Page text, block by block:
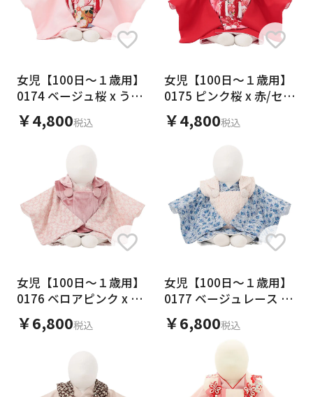
女児【100日～１歳用】
0174 ベージュ桜 x うす
ピンク/セパレート
￥4,800税込
女児【100日～１歳用】
0175 ピンク桜 x 赤/セパ
レート
￥4,800税込
女児【100日～１歳用】
0176 ベロアピンク x ピ
ンク花/セパレート
￥6,800税込
女児【100日～１歳用】
0177 ベージュレース x
青花柄/セパレート
￥6,800税込